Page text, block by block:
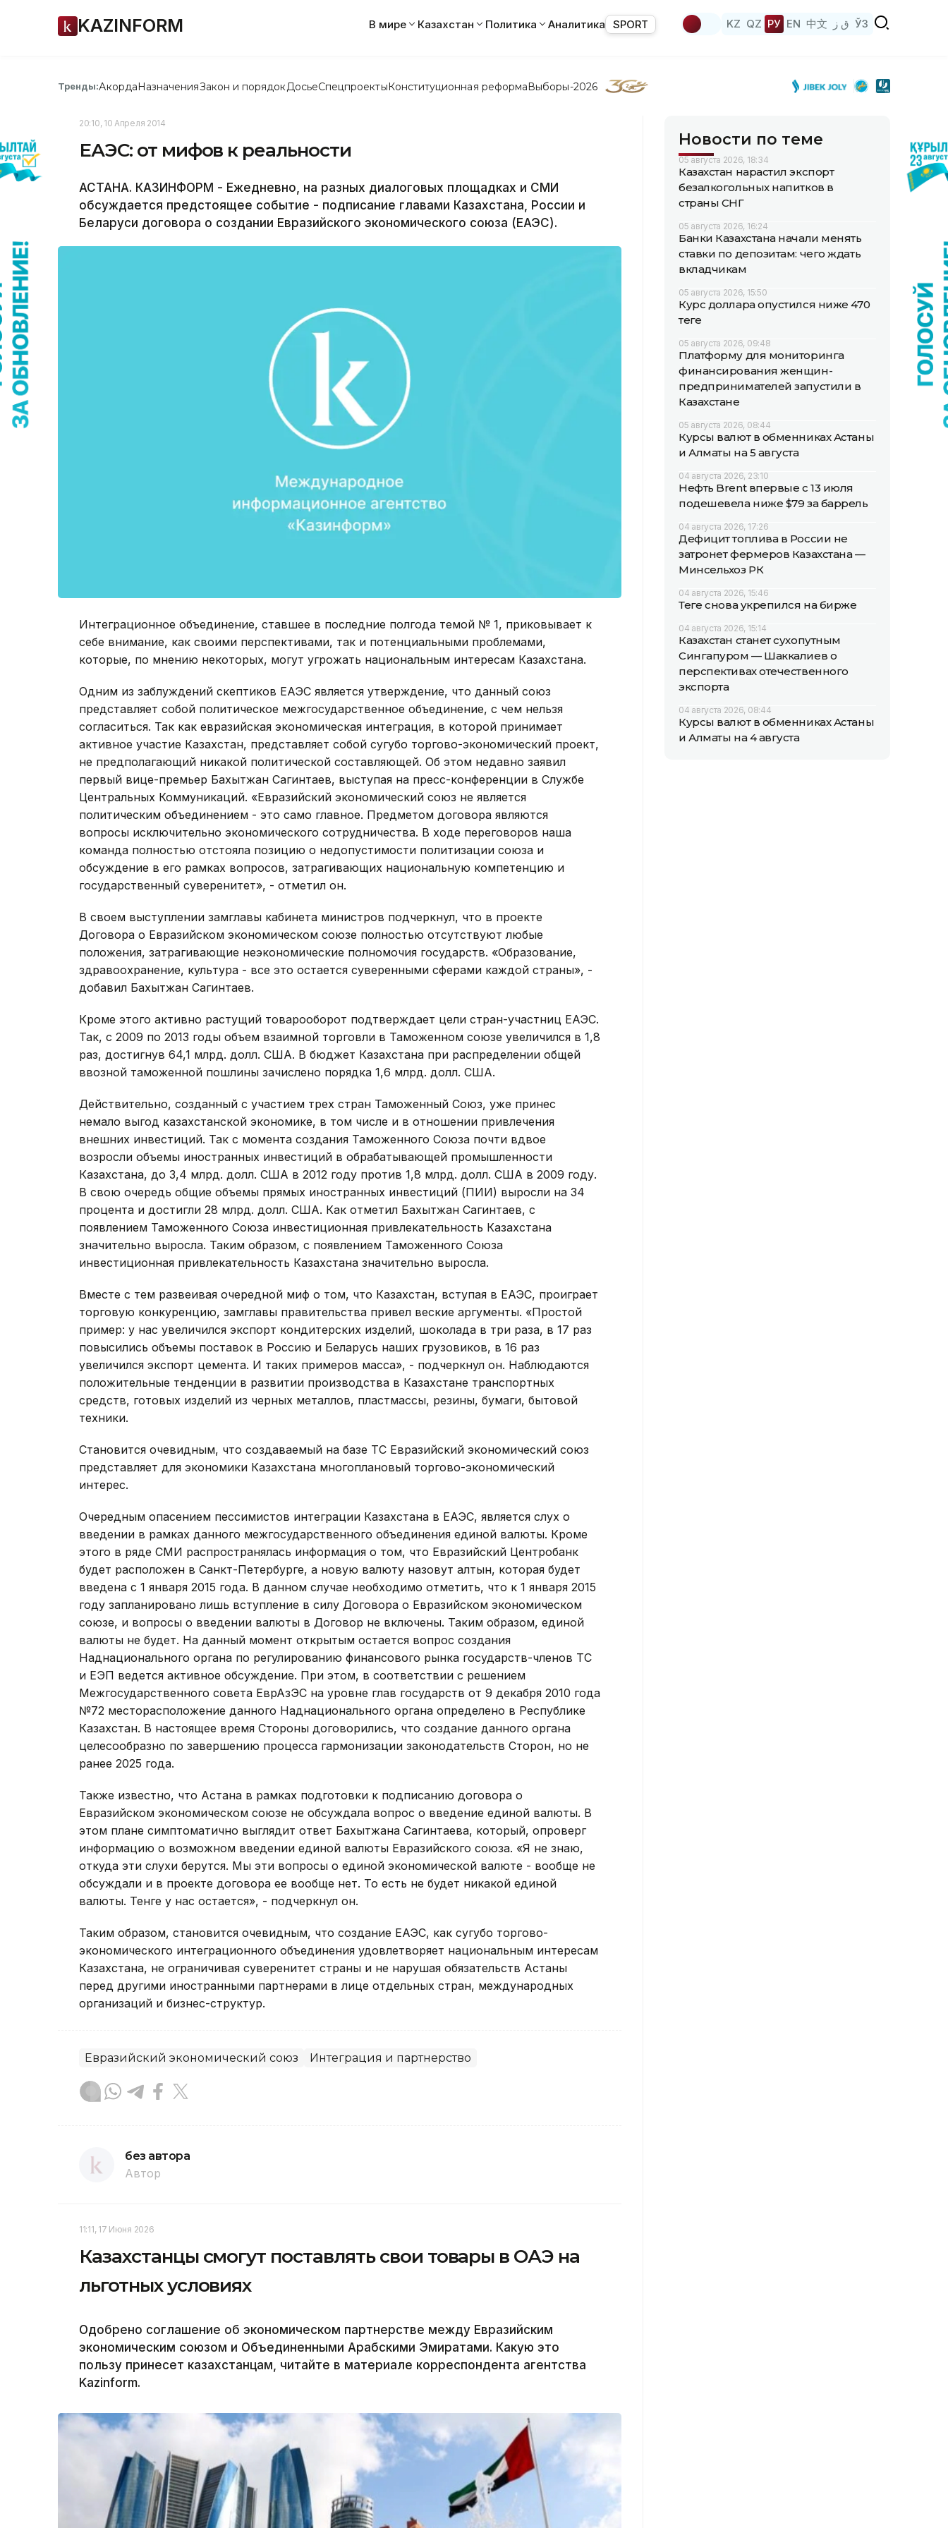
KAZINFORM В мире Казахстан Политика Аналитика SPORT KZ QZ РУ EN 中文 ق ز ЎЗ
Тренды:АкордаНазначенияЗакон и порядок ДосьеСпецпроектыКонституционная реформаВыборы-2026
20:10, 10 Апреля 2014
ЕАЭС: от мифов к реальности
АСТАНА. КАЗИНФОРМ - Ежедневно, на разных диалоговых площадках и СМИ
обсуждается предстоящее событие - подписание главами Казахстана, России и
Беларуси договора о создании Евразийского экономического союза (ЕАЭС).
Интеграционное объединение, ставшее в последние полгода темой № 1, приковывает к
себе внимание, как своими перспективами, так и потенциальными проблемами,
которые, по мнению некоторых, могут угрожать национальным интересам Казахстана.
Одним из заблуждений скептиков ЕАЭС является утверждение, что данный союз
представляет собой политическое межгосударственное объединение, с чем нельзя
согласиться. Так как евразийская экономическая интеграция, в которой принимает
активное участие Казахстан, представляет собой сугубо торгово-экономический проект,
не предполагающий никакой политической составляющей. Об этом недавно заявил
первый вице-премьер Бахытжан Сагинтаев, выступая на пресс-конференции в Службе
Центральных Коммуникаций. «Евразийский экономический союз не является
политическим объединением - это само главное. Предметом договора являются
вопросы исключительно экономического сотрудничества. В ходе переговоров наша
команда полностью отстояла позицию о недопустимости политизации союза и
обсуждение в его рамках вопросов, затрагивающих национальную компетенцию и
государственный суверенитет», - отметил он.
В своем выступлении замглавы кабинета министров подчеркнул, что в проекте
Договора о Евразийском экономическом союзе полностью отсутствуют любые
положения, затрагивающие неэкономические полномочия государств. «Образование,
здравоохранение, культура - все это остается суверенными сферами каждой страны», -
добавил Бахытжан Сагинтаев.
Кроме этого активно растущий товарооборот подтверждает цели стран-участниц ЕАЭС.
Так, с 2009 по 2013 годы объем взаимной торговли в Таможенном союзе увеличился в 1,8
раз, достигнув 64,1 млрд. долл. США. В бюджет Казахстана при распределении общей
ввозной таможенной пошлины зачислено порядка 1,6 млрд. долл. США.
Действительно, созданный с участием трех стран Таможенный Союз, уже принес
немало выгод казахстанской экономике, в том числе и в отношении привлечения
внешних инвестиций. Так с момента создания Таможенного Союза почти вдвое
возросли объемы иностранных инвестиций в обрабатывающей промышленности
Казахстана, до 3,4 млрд. долл. США в 2012 году против 1,8 млрд. долл. США в 2009 году.
В свою очередь общие объемы прямых иностранных инвестиций (ПИИ) выросли на 34
процента и достигли 28 млрд. долл. США. Как отметил Бахытжан Сагинтаев, с
появлением Таможенного Союза инвестиционная привлекательность Казахстана
значительно выросла. Таким образом, с появлением Таможенного Союза
инвестиционная привлекательность Казахстана значительно выросла.
Вместе с тем развеивая очередной миф о том, что Казахстан, вступая в ЕАЭС, проиграет
торговую конкуренцию, замглавы правительства привел веские аргументы. «Простой
пример: у нас увеличился экспорт кондитерских изделий, шоколада в три раза, в 17 раз
повысились объемы поставок в Россию и Беларусь наших грузовиков, в 16 раз
увеличился экспорт цемента. И таких примеров масса», - подчеркнул он. Наблюдаются
положительные тенденции в развитии производства в Казахстане транспортных
средств, готовых изделий из черных металлов, пластмассы, резины, бумаги, бытовой
техники.
Становится очевидным, что создаваемый на базе ТС Евразийский экономический союз
представляет для экономики Казахстана многоплановый торгово-экономический
интерес.
Очередным опасением пессимистов интеграции Казахстана в ЕАЭС, является слух о
введении в рамках данного межгосударственного объединения единой валюты. Кроме
этого в ряде СМИ распространялась информация о том, что Евразийский Центробанк
будет расположен в Санкт-Петербурге, а новую валюту назовут алтын, которая будет
введена с 1 января 2015 года. В данном случае необходимо отметить, что к 1 января 2015
году запланировано лишь вступление в силу Договора о Евразийском экономическом
союзе, и вопросы о введении валюты в Договор не включены. Таким образом, единой
валюты не будет. На данный момент открытым остается вопрос создания
Наднационального органа по регулированию финансового рынка государств-членов ТС
и ЕЭП ведется активное обсуждение. При этом, в соответствии с решением
Межгосударственного совета ЕврАзЭС на уровне глав государств от 9 декабря 2010 года
№72 месторасположение данного Наднационального органа определено в Республике
Казахстан. В настоящее время Стороны договорились, что создание данного органа
целесообразно по завершению процесса гармонизации законодательств Сторон, но не
ранее 2025 года.
Также известно, что Астана в рамках подготовки к подписанию договора о
Евразийском экономическом союзе не обсуждала вопрос о введение единой валюты. В
этом плане симптоматично выглядит ответ Бахытжана Сагинтаева, который, опроверг
информацию о возможном введении единой валюты Евразийского союза. «Я не знаю,
откуда эти слухи берутся. Мы эти вопросы о единой экономической валюте - вообще не
обсуждали и в проекте договора ее вообще нет. То есть не будет никакой единой
валюты. Тенге у нас остается», - подчеркнул он.
Таким образом, становится очевидным, что создание ЕАЭС, как сугубо торгово-
экономического интеграционного объединения удовлетворяет национальным интересам
Казахстана, не ограничивая суверенитет страны и не нарушая обязательств Астаны
перед другими иностранными партнерами в лице отдельных стран, международных
организаций и бизнес-структур.
Евразийский экономический союз Интеграция и партнерство
без автора
Автор
11:11, 17 Июня 2026
Казахстанцы смогут поставлять свои товары в ОАЭ на
льготных условиях
Одобрено соглашение об экономическом партнерстве между Евразийским
экономическим союзом и Объединенными Арабскими Эмиратами. Какую это
пользу принесет казахстанцам, читайте в материале корреспондента агентства
Kazinform.
Новости по теме
05 августа 2026, 18:34
Казахстан нарастил экспорт
безалкогольных напитков в
страны СНГ
05 августа 2026, 16:24
Банки Казахстана начали менять
ставки по депозитам: чего ждать
вкладчикам
05 августа 2026, 15:50
Курс доллара опустился ниже 470
теңге
05 августа 2026, 09:48
Платформу для мониторинга
финансирования женщин-
предпринимателей запустили в
Казахстане
05 августа 2026, 08:44
Курсы валют в обменниках Астаны
и Алматы на 5 августа
04 августа 2026, 23:10
Нефть Brent впервые с 13 июля
подешевела ниже $79 за баррель
04 августа 2026, 17:26
Дефицит топлива в России не
затронет фермеров Казахстана —
Минсельхоз РК
04 августа 2026, 15:46
Теңге снова укрепился на бирже
04 августа 2026, 15:14
Казахстан станет сухопутным
Сингапуром — Шаккалиев о
перспективах отечественного
экспорта
04 августа 2026, 08:44
Курсы валют в обменниках Астаны
и Алматы на 4 августа